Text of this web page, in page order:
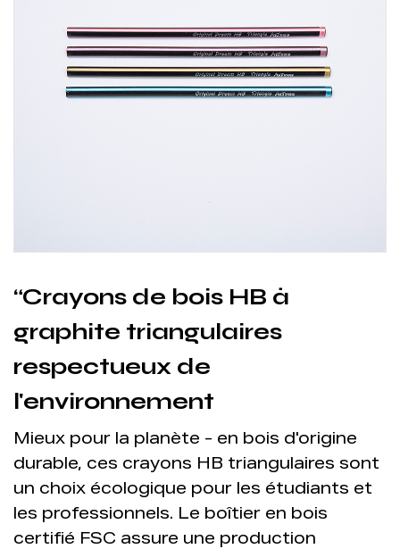
“Crayons de bois HB à
graphite triangulaires
respectueux de
l'environnement
Mieux pour la planète - en bois d'origine
durable, ces crayons HB triangulaires sont
un choix écologique pour les étudiants et
les professionnels. Le boîtier en bois
certifié FSC assure une production